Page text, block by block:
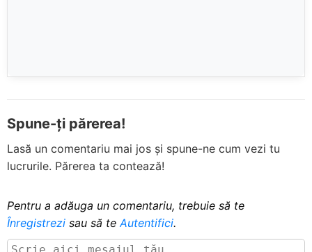
Spune-ți părerea!
Lasă un comentariu mai jos și spune-ne cum vezi tu
lucrurile. Părerea ta contează!
Pentru a adăuga un comentariu, trebuie să te
Înregistrezi sau să teAutentifici.